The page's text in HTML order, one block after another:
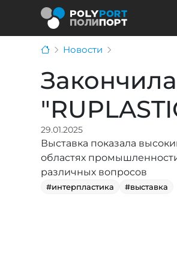
Новости
29.01.2025
Выставка показала
областях
различных вопросов
#интерпластика #выставка